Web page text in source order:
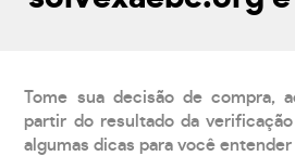
Tome sua decisão de compra,
partir do resultado da
algumas dicas para você